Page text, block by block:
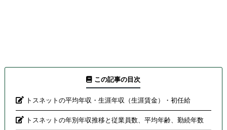
この記事の目次
トスネットの平均年収・生涯年収（生涯賃金）・初任給
トスネットの年別年収推移と従業員数、平均年齢、勤続年数